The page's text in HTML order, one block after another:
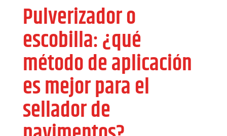
Pulverizador o
escobilla: ¿qué
método de aplicación
es mejor para el
sellador de